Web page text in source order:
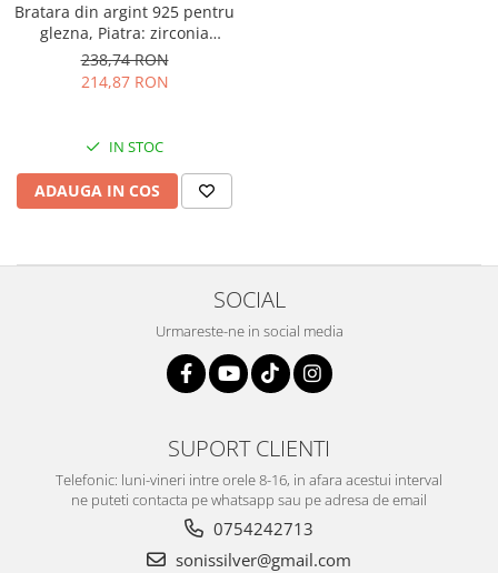
Bratara din argint 925 pentru
glezna, Piatra: zirconia
fatetata si cubic zirconia,
Sonis Silver
238,74 RON
214,87 RON
IN STOC
ADAUGA IN COS
SOCIAL
Urmareste-ne in social media
SUPORT CLIENTI
Telefonic: luni-vineri intre orele 8-16, in afara acestui interval
ne puteti contacta pe whatsapp sau pe adresa de email
0754242713
sonissilver@gmail.com